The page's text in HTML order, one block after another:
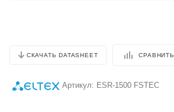
СКАЧАТЬ DATASHEET СРАВНИТЬ
Артикул: ESR-1500 FSTEC